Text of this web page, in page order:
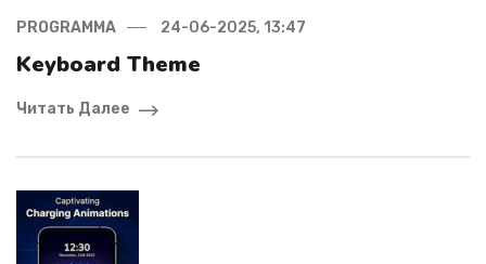
PROGRAMMA 24-06-2025, 13:47
Keyboard Theme
Читать Далее